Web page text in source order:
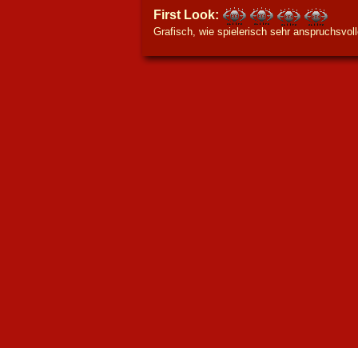
First Look:
Grafisch, wie spielerisch sehr